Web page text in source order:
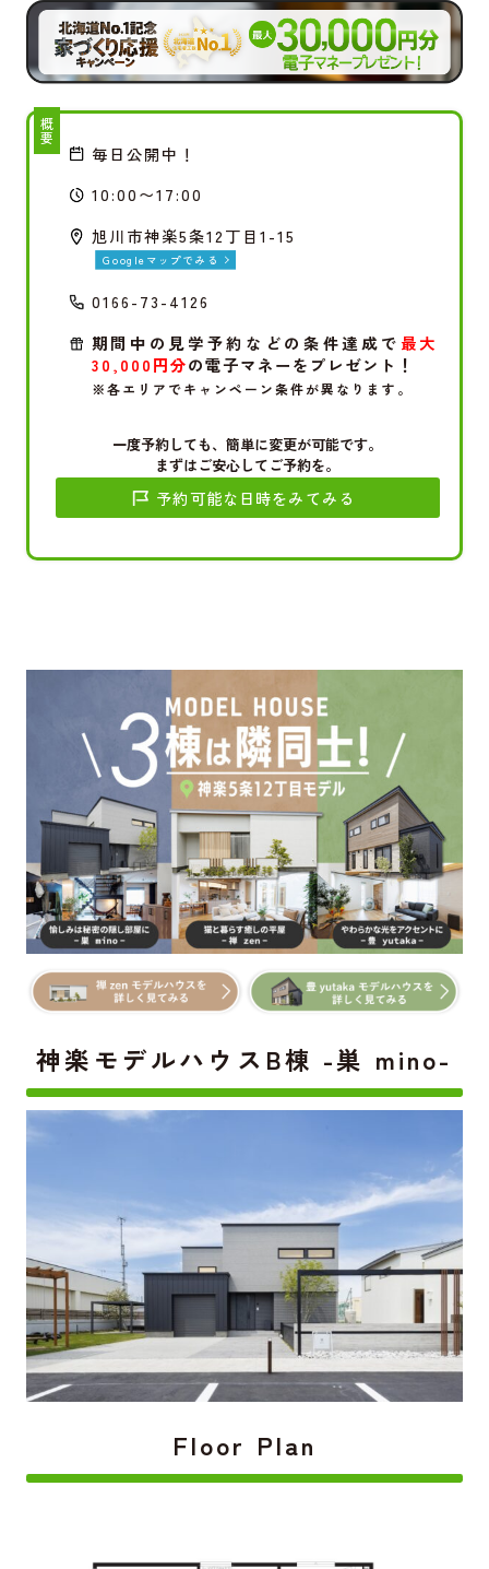
概要
毎日公開中！
10:00〜17:00
旭川市神楽5条12丁目1-15
Googleマップでみる
0166-73-4126
期間中の見学予約などの条件達成で最大
30,000円分の電子マネーをプレゼント！
※各エリアでキャンペーン条件が異なります。
一度予約しても、簡単に変更が可能です。
まずはご安心してご予約を。
予約可能な日時をみてみる
神楽モデルハウスB棟 -巣 mino-
Floor Plan